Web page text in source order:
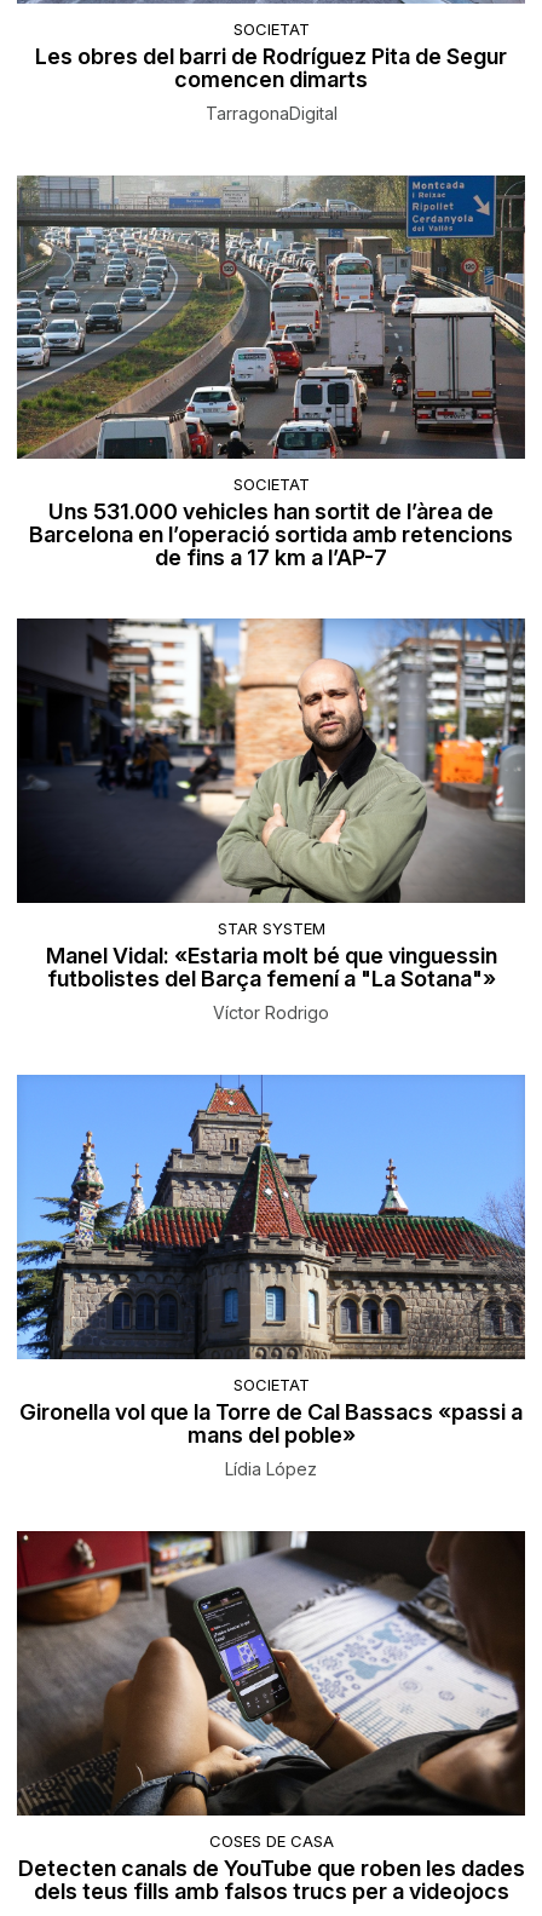
SOCIETAT
Les obres del barri de Rodríguez Pita de Segur
comencen dimarts
TarragonaDigital
SOCIETAT
Uns 531.000 vehicles han sortit de l’àrea de
Barcelona en l’operació sortida amb retencions
de fins a 17 km a l’AP-7
STAR SYSTEM
Manel Vidal: «Estaria molt bé que vinguessin
futbolistes del Barça femení a "La Sotana"»
Víctor Rodrigo
SOCIETAT
Gironella vol que la Torre de Cal Bassacs «passi a
mans del poble»
Lídia López
COSES DE CASA
Detecten canals de YouTube que roben les dades
dels teus fills amb falsos trucs per a videojocs